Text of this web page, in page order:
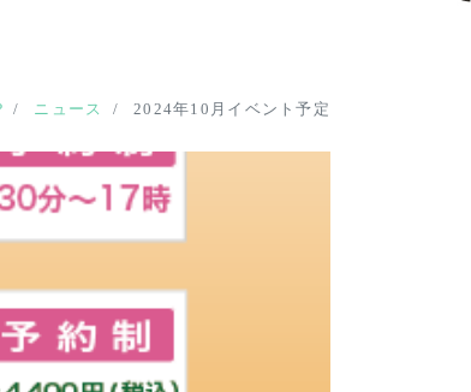
ニュース
2024年10月イベント予定